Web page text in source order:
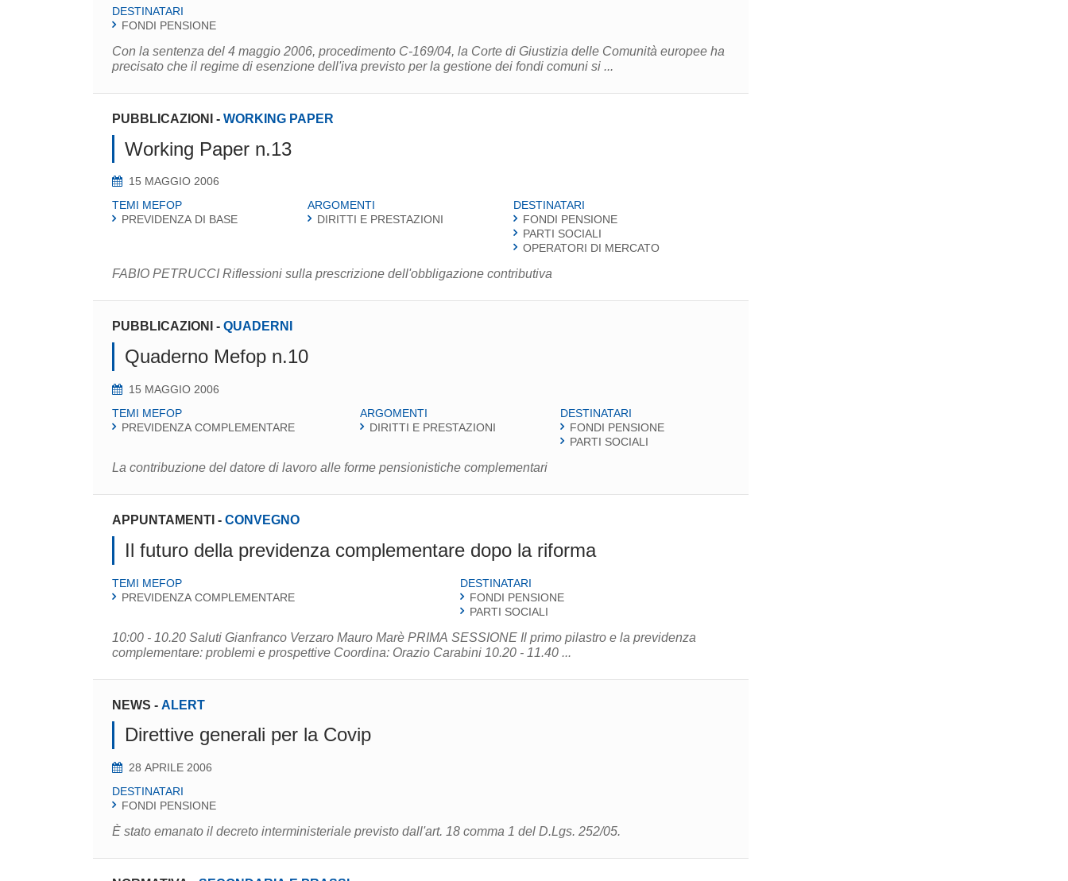
DESTINATARI
FONDI PENSIONE
Con la sentenza del 4 maggio 2006, procedimento C-169/04, la Corte di Giustizia delle Comunità europee ha
precisato che il regime di esenzione dell'iva previsto per la gestione dei fondi comuni si ...
PUBBLICAZIONI - WORKING PAPER
Working Paper n.13
15 MAGGIO 2006
TEMI MEFOP
PREVIDENZA DI BASE
ARGOMENTI
DIRITTI E PRESTAZIONI
DESTINATARI
FONDI PENSIONE
PARTI SOCIALI
OPERATORI DI MERCATO
FABIO PETRUCCI Riflessioni sulla prescrizione dell'obbligazione contributiva
PUBBLICAZIONI - QUADERNI
Quaderno Mefop n.10
15 MAGGIO 2006
TEMI MEFOP
PREVIDENZA COMPLEMENTARE
ARGOMENTI
DIRITTI E PRESTAZIONI
DESTINATARI
FONDI PENSIONE
PARTI SOCIALI
La contribuzione del datore di lavoro alle forme pensionistiche complementari
APPUNTAMENTI - CONVEGNO
Il futuro della previdenza complementare dopo la riforma
TEMI MEFOP
PREVIDENZA COMPLEMENTARE
DESTINATARI
FONDI PENSIONE
PARTI SOCIALI
10:00 - 10.20 Saluti Gianfranco Verzaro Mauro Marè PRIMA SESSIONE Il primo pilastro e la previdenza
complementare: problemi e prospettive Coordina: Orazio Carabini 10.20 - 11.40 ...
NEWS - ALERT
Direttive generali per la Covip
28 APRILE 2006
DESTINATARI
FONDI PENSIONE
È stato emanato il decreto interministeriale previsto dall'art. 18 comma 1 del D.Lgs. 252/05.